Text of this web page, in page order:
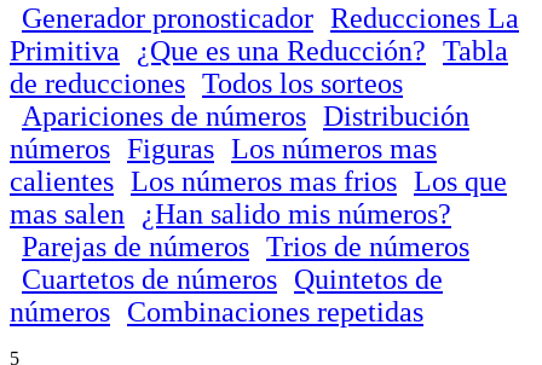
Generador pronosticador Reducciones La
Primitiva
¿Que es una Reducción? Tabla
de reducciones Todos los sorteos
Apariciones de números Distribución
números Figuras Los números mas
calientes Los números mas frios Los que
mas salen
¿Han salido mis números?
Parejas de números Trios de números
Cuartetos de números Quintetos de
números Combinaciones repetidas
5